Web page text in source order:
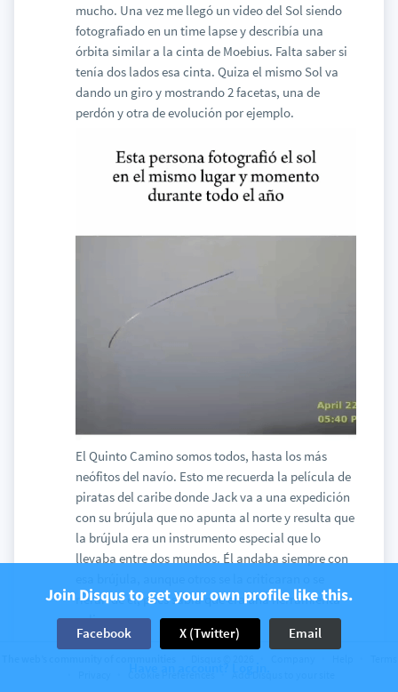
mucho. Una vez me llegó un video del Sol siendo
fotografiado en un time lapse y describía una
órbita similar a la cinta de Moebius. Falta saber si
tenía dos lados esa cinta. Quiza el mismo Sol va
dando un giro y mostrando 2 facetas, una de
perdón y otra de evolución por ejemplo.
El Quinto Camino somos todos, hasta los más
neófitos del navío. Esto me recuerda la película de
piratas del caribe donde Jack va a una expedición
con su brújula que no apunta al norte y resulta que
la brújula era un instrumento especial que lo
llevaba entre dos mundos. Él andaba siempre con
rieran de él, pues sabía que era una herramienta
valiosa
Así son un poco los artículos de Morféo. A veces no
Join Disqus to get your own profile like this.
Facebook X (Twitter) Email